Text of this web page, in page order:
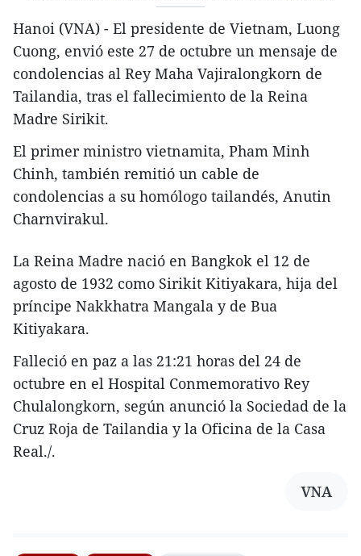
Hanoi (VNA) - El presidente de Vietnam, Luong
Cuong, envió este 27 de octubre un mensaje de
condolencias al Rey Maha Vajiralongkorn de
Tailandia, tras el fallecimiento de la Reina
Madre Sirikit.
El primer ministro vietnamita, Pham Minh
Chinh, también remitió un cable de
condolencias a su homólogo tailandés, Anutin
Charnvirakul.
La Reina Madre nació en Bangkok el 12 de
agosto de 1932 como Sirikit Kitiyakara, hija del
príncipe Nakkhatra Mangala y de Bua
Kitiyakara.
Falleció en paz a las 21:21 horas del 24 de
octubre en el Hospital Conmemorativo Rey
Chulalongkorn, según anunció la Sociedad de la
Cruz Roja de Tailandia y la Oficina de la Casa
Real./.
VNA